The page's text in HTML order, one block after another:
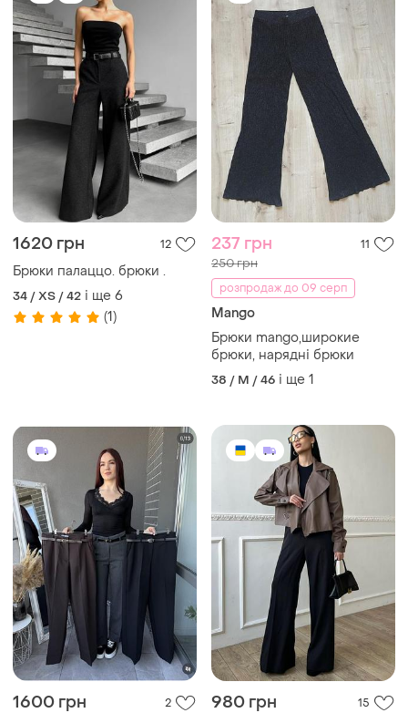
1620 грн 12
Брюки палаццо. брюки .
34 / XS / 42 і ще 6
(1)
237 грн 11
250 грн
розпродаж до 09 серп
Mango
Брюки mango,широкие
брюки, нарядні брюки
38 / M / 46 і ще 1
1600 грн 2 980 грн 15